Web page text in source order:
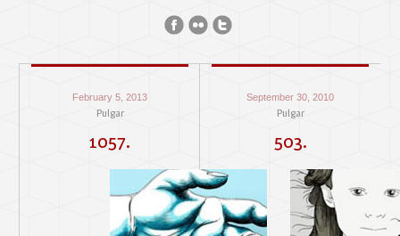
February 5, 2013
Pulgar
1057.
September 30, 2010
Pulgar
503.